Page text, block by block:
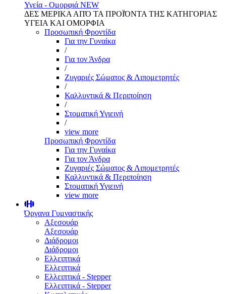
Υγεία - Ομορφιά NEW
ΔΕΣ ΜΕΡΙΚΑ ΑΠΌ ΤΑ ΠΡΟΪΌΝΤΑ ΤΗΣ ΚΑΤΗΓΟΡΙΑΣ
ΥΓΕΙΑ ΚΑΙ ΟΜΟΡΦΙΑ
Προσωπική Φροντίδα
Για την Γυναίκα
/
Για τον Άνδρα
/
Ζυγαριές Σώματος & Λιπομετρητές
/
Καλλυντικά & Περιποίηση
/
Στοματική Υγιεινή
/
view more
Προσωπική Φροντίδα
Για την Γυναίκα
Για τον Άνδρα
Ζυγαριές Σώματος & Λιπομετρητές
Καλλυντικά & Περιποίηση
Στοματική Υγιεινή
view more
Όργανα Γυμναστικής
Αξεσουάρ
Αξεσουάρ
Διάδρομοι
Διάδρομοι
Ελλειπτικά
Ελλειπτικά
Ελλειπτικά - Stepper
Ελλειπτικά - Stepper